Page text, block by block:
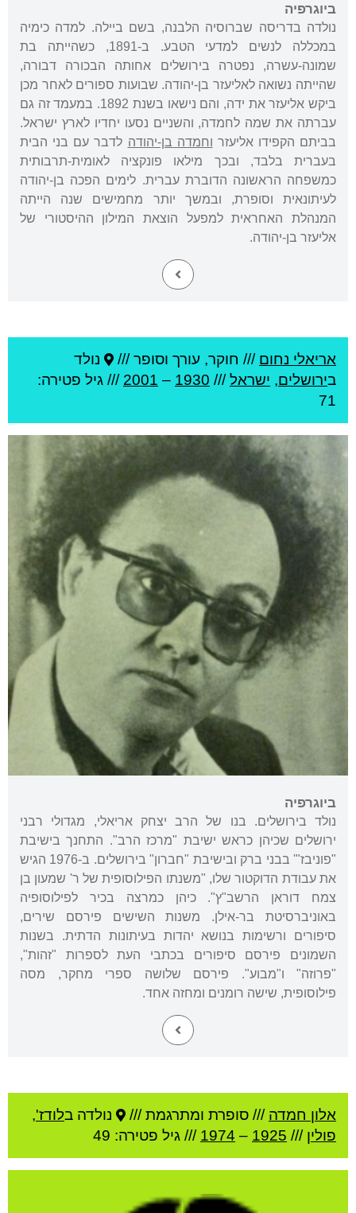
ביוגרפיה
נולדה בדריסה שברוסיה הלבנה, בשם ביילה. למדה כימיה
במכללה לנשים למדעי הטבע. ב-1891, כשהייתה בת
שמונה-עשרה, נפטרה בירושלים אחותה הבכורה דבורה,
שהייתה נשואה לאליעזר בן-יהודה. שבועות ספורים לאחר מכן
ביקש אליעזר את ידה, והם נישאו בשנת 1892. במעמד זה גם
עברתה את שמה לחמדה, והשניים נסעו יחדיו לארץ ישראל.
בביתם הקפידו אליעזר וחמדה בן-יהודה לדבר עם בני הבית
בעברית בלבד, ובכך מילאו פונקציה לאומית-תרבותית
כמשפחה הראשונה הדוברת עברית. לימים הפכה בן-יהודה
לעיתונאית וסופרת, ובמשך יותר מחמישים שנה הייתה
המנהלת האחראית למפעל הוצאת המילון ההיסטורי של
אליעזר בן-יהודה.
אריאלי נחום /// חוקר, עורך וסופר ///
נולד
בירושלים, ישראל///
1930
–
2001 /// גיל פטירה:
71
ביוגרפיה
נולד בירושלים. בנו של הרב יצחק אריאלי, מגדולי רבני
ירושלים שכיהן כראש ישיבת "מרכז הרב". התחנך בישיבת
"פוניבז"' בבני ברק ובישיבת "חברון" בירושלים. ב-1976 הגיש
את עבודת הדוקטור שלו, "משנתו הפילוסופית של ר' שמעון בן
צמח דוראן הרשב"ץ". כיהן כמרצה בכיר לפילוסופיה
באוניברסיטת בר-אילן. משנות השישים פירסם שירים,
סיפורים ורשימות בנושא יהדות בעיתונות הדתית. בשנות
השמונים פירסם סיפורים בכתבי העת לספרות "זהות",
"פרוזה" ו"מבוע". פירסם שלושה ספרי מחקר, מסה
פילוסופית, שישה רומנים ומחזה אחד.
אלון חמדה /// סופרת ומתרגמת /// נולדה בלודז',
פולין ///
1925
–
1974 /// גיל פטירה: 49